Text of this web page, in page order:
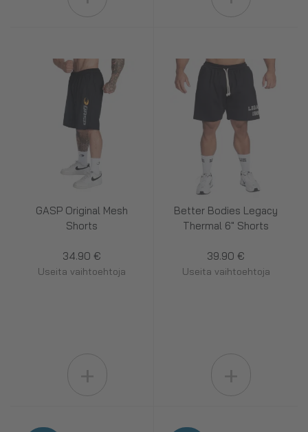
GASP Original Mesh
Shorts
34.90 €
Useita vaihtoehtoja
Better Bodies Legacy
Thermal 6" Shorts
39.90 €
Useita vaihtoehtoja